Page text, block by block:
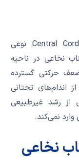
سندروم طناب مرکزی یا Central Cord Syndrome نوعی
نخاعی در ناحیه
حرکتی گسترده
اندام‌های تحتانی
از رشد غیرطبیعی
نمی‌کند.
نخاعی